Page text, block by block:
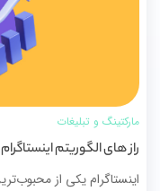
مارکتینگ و تبلیغات
راز های الگوریتم اینستاگرام